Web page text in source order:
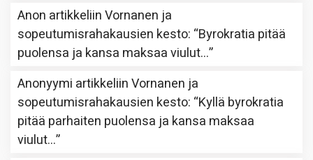
Anon artikkeliinVornanen ja
sopeutumisrahakausien kesto: “Byrokratia pitää
puolensa ja kansa maksaa viulut…”
Anonyymi artikkeliinVornanen ja
sopeutumisrahakausien kesto: “Kyllä byrokratia
pitää parhaiten puolensa ja kansa maksaa
viulut…”